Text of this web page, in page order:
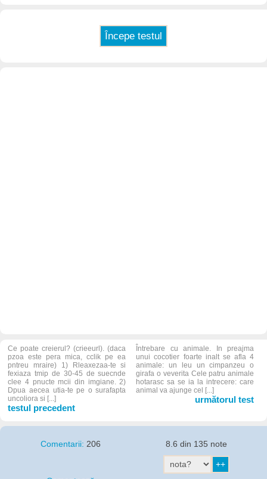
Ce poate creierul? (crieeurl). (daca
pzoa este pera mica, cclik pe ea
pntreu mraire) 1) Rleaxezaa-te si
fexiaza tmip de 30-45 de suecnde
clee 4 pnucte mcii din imgiane. 2)
Dpua aecea utia-te pe o surafapta
uncoliora si [...]
testul precedent
Întrebare cu animale. In preajma
unui cocotier foarte inalt se afla 4
animale: un leu un cimpanzeu o
girafa o veverita Cele patru animale
hotarasc sa se ia la intrecere: care
animal va ajunge cel [...]
următorul test
Comentarii: 206 8.6 din 135 note